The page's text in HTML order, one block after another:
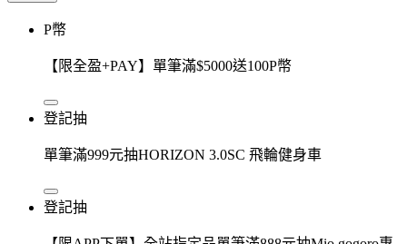
P幣
【限全盈+PAY】單筆滿$5000送100P幣
登記抽
單筆滿999元抽HORIZON 3.0SC 飛輪健身車
登記抽